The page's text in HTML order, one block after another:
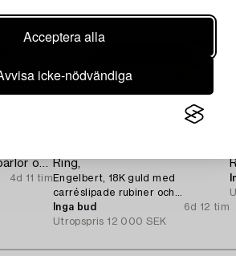
Acceptera alla
icke-nödvändiga
Ring 18K vitguld med pärlor och åttkantslipade diamanter.
4d 11 tim
Ring,
Engelbert, 18K guld med
carréslipade rubiner och
briljantslipade diamanter.
Inga bud
6d 12 tim
Utropspris 12 000 SEK